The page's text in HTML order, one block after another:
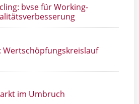
bvse für Working-
Wertschöpfungskreislauf
im Umbruch